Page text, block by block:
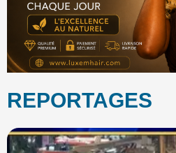
REPORTAGES